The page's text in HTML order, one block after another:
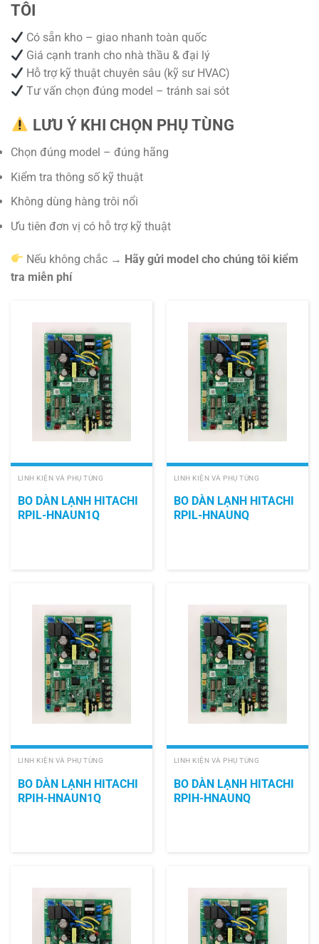
TÔI
Có sẵn kho – giao nhanh toàn quốc
Giá cạnh tranh cho nhà thầu & đại lý
Hỗ trợ kỹ thuật chuyên sâu (kỹ sư HVAC)
Tư vấn chọn đúng model – tránh sai sót
LƯU Ý KHI CHỌN PHỤ TÙNG
Chọn đúng model – đúng hãng
Kiểm tra thông số kỹ thuật
Không dùng hàng trôi nổi
Ưu tiên đơn vị có hỗ trợ kỹ thuật
Nếu không chắc → Hãy gửi model cho chúng tôi kiểm
tra miễn phí
LINH KIỆN VÀ PHỤ TÙNG
BO DÀN LẠNH HITACHI
RPIL-HNAUN1Q
LINH KIỆN VÀ PHỤ TÙNG
BO DÀN LẠNH HITACHI
RPIL-HNAUNQ
LINH KIỆN VÀ PHỤ TÙNG
BO DÀN LẠNH HITACHI
RPIH-HNAUN1Q
LINH KIỆN VÀ PHỤ TÙNG
BO DÀN LẠNH HITACHI
RPIH-HNAUNQ